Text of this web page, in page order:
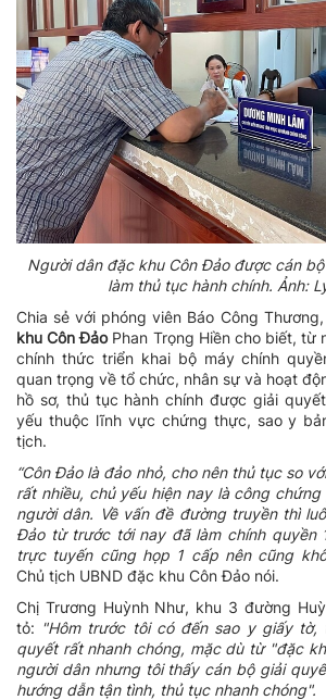
Người dân đặc khu Côn Đảo được cán
làm thủ tục hành chính. Ảnh:
Chia sẻ với phóng viên Báo Công
khu Côn ĐảoPhan Trọng Hiền cho biết, từ
chính thức triển khai bộ máy chính
quan trọng về tổ chức, nhân sự và hoạt
hồ sơ, thủ tục hành chính được giải
yếu thuộc lĩnh vực chứng thực, sao y
tịch.
“Côn Đảo là đảo nhỏ, cho nên thủ tục so
rất nhiều, chủ yếu hiện nay là công
người dân. Về vấn đề đường truyền thì
Đảo từ trước tới nay đã làm chính quyền
trực tuyến cũng họp 1 cấp nên cũng
Chủ tịch UBND đặc khu Côn Đảo nói.
Chị Trương Huỳnh Như, khu 3 đường
tỏ: "Hôm trước tôi có đến sao y giấy tờ,
quyết rất nhanh chóng, mặc dù từ "đặc
người dân nhưng tôi thấy cán bộ giải
hướng dẫn tận tình, thủ tục nhanh chóng".